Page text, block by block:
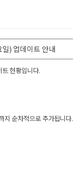
) 업데이트 안내
현황입니다.
지 순차적으로 추가됩니다.